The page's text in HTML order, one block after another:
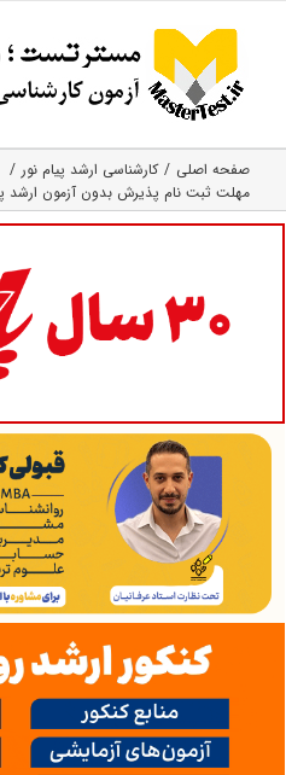
content
صفحه اصلی
کارشناسی ارشد پیام نور
مهلت ثبت نام پذیرش بدون آزمون ارشد